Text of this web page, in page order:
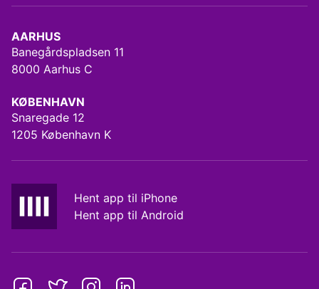
AARHUS
Banegårdspladsen 11
8000 Aarhus C
KØBENHAVN
Snaregade 12
1205 København K
Hent app til iPhone
Hent app til Android